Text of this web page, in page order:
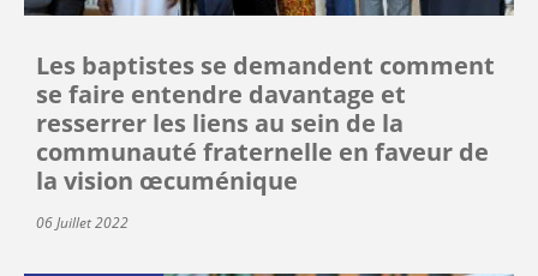
Les baptistes se demandent comment
se faire entendre davantage et
resserrer les liens au sein de la
communauté fraternelle en faveur de
la vision œcuménique
06 Juillet 2022